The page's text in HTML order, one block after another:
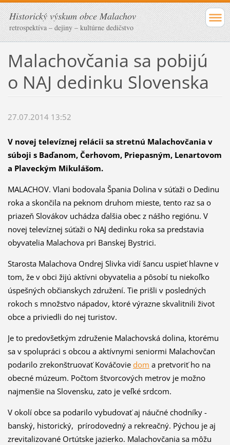
Historický výskum obce Malachov
retrospektíva – dejiny – kultúrne dedičstvo
Malachovčania sa pobijú
o NAJ dedinku Slovenska
27.07.2014 13:52
V novej televíznej relácii sa stretnú Malachovčania v
súboji s Baďanom, Čerhovom, Priepasným, Lenartovom
a Plaveckým Mikulášom.
MALACHOV. Vlani bodovala Špania Dolina v súťaži o Dedinu
roka a skončila na peknom druhom mieste, tento raz sa o
priazeň Slovákov uchádza ďalšia obec z nášho regiónu. V
novej televíznej súťaži o NAJ dedinku roka sa predstavia
obyvatelia Malachova pri Banskej Bystrici.
Starosta Malachova Ondrej Slivka vidí šancu uspieť hlavne v
tom, že v obci žijú aktívni obyvatelia a pôsobí tu niekoľko
úspešných občianskych združení. Tie prišli v posledných
rokoch s množstvo nápadov, ktoré výrazne skvalitnili život
obce a priviedli do nej turistov.
Je to predovšetkým združenie Malachovská dolina, ktorému
sa v spolupráci s obcou a aktívnymi seniormi Malachovčan
podarilo zrekonštruovať Kováčovie dom a pretvoriť ho na
obecné múzeum. Počtom štvorcových metrov je možno
najmenšie na Slovensku, zato je veľké srdcom.
V okolí obce sa podarilo vybudovať aj náučné chodníky -
banský, historický, prírodovedný a rekreačný. Pýchou je aj
zrevitalizované Ortútske jazierko. Malachovčania sa môžu